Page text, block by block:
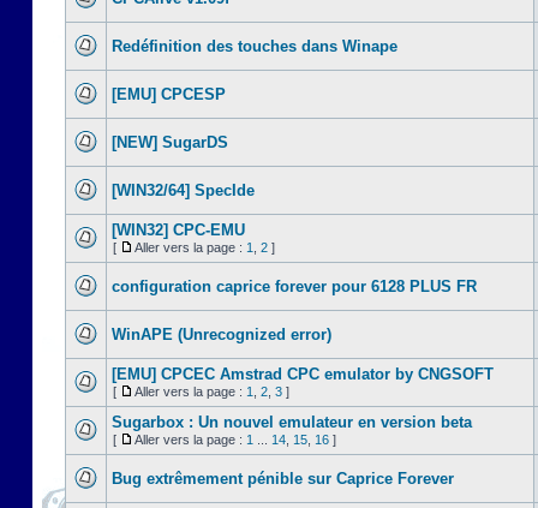
Redéfinition des touches dans Winape
[EMU] CPCESP
[NEW] SugarDS
[WIN32/64] SpecIde
[WIN32] CPC-EMU
[ Aller vers la page : 1 2 ]
configuration caprice forever pour 6128 PLUS FR
WinAPE (Unrecognized error)
[EMU] CPCEC Amstrad CPC emulator by CNGSOFT
[ Aller vers la page : 1 2 3 ]
Sugarbox : Un nouvel emulateur en version beta
[ Aller vers la page : 1 14 15 16 ]
Bug extrêmement pénible sur Caprice Forever